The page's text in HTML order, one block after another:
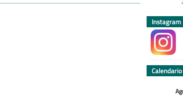
Instagram
Calendario